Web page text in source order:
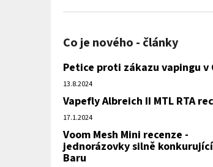
Co je nového - články
Petice proti zákazu vapingu v
13.8.2024
Vapefly Albreich II MTL RTA
17.1.2024
Voom Mesh Mini recenze -
jednorázovky silně
Baru